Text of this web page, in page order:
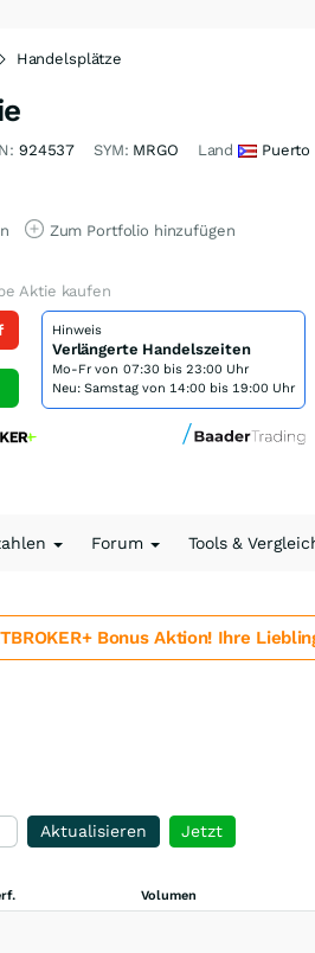
Handelsplätze
924537 SYM: MRGO Land Puerto
Zum Portfolio hinzufügen
Aktie kaufen
Hinweis
Verlängerte Handelszeiten
Mo-Fr von 07:30 bis 23:00 Uhr
Neu: Samstag von 14:00 bis 19:00 Uhr
Forum Tools &
Bonus Aktion! Ihre
Aktualisieren Jetzt
Volumen